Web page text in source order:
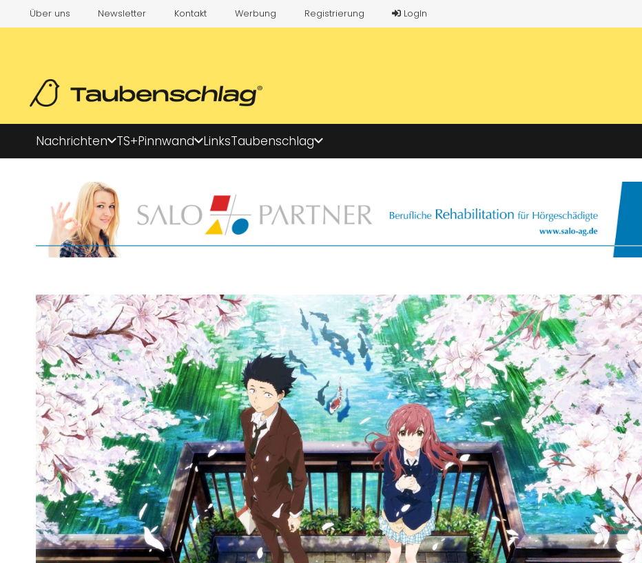
Über uns Newsletter Kontakt Werbung Registrierung LogIn
Nachrichten TS+Pinnwand LinksTaubenschlag